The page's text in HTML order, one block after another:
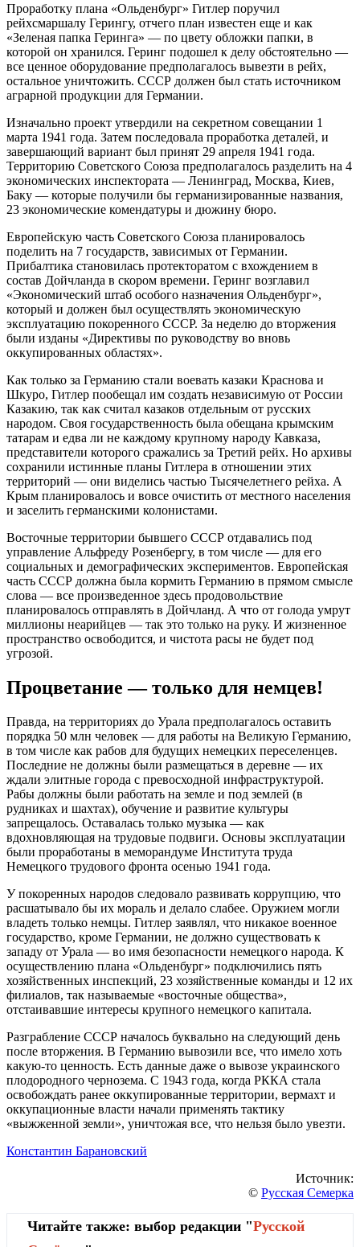
Проработку плана «Ольденбург» Гитлер поручил
рейхсмаршалу Герингу, отчего план известен еще и как
«Зеленая папка Геринга» — по цвету обложки папки, в
которой он хранился. Геринг подошел к делу обстоятельно —
все ценное оборудование предполагалось вывезти в рейх,
остальное уничтожить. СССР должен был стать источником
аграрной продукции для Германии.
Изначально проект утвердили на секретном совещании 1
марта 1941 года. Затем последовала проработка деталей, и
завершающий вариант был принят 29 апреля 1941 года.
Территорию Советского Союза предполагалось разделить на 4
экономических инспектората — Ленинград, Москва, Киев,
Баку — которые получили бы германизированные названия,
23 экономические комендатуры и дюжину бюро.
Европейскую часть Советского Союза планировалось
поделить на 7 государств, зависимых от Германии.
Прибалтика становилась протекторатом с вхождением в
состав Дойчланда в скором времени. Геринг возглавил
«Экономический штаб особого назначения Ольденбург»,
который и должен был осуществлять экономическую
эксплуатацию покоренного СССР. За неделю до вторжения
были изданы «Директивы по руководству во вновь
оккупированных областях».
Как только за Германию стали воевать казаки Краснова и
Шкуро, Гитлер пообещал им создать независимую от России
Казакию, так как считал казаков отдельным от русских
народом. Своя государственность была обещана крымским
татарам и едва ли не каждому крупному народу Кавказа,
представители которого сражались за Третий рейх. Но архивы
сохранили истинные планы Гитлера в отношении этих
территорий — они виделись частью Тысячелетнего рейха. А
Крым планировалось и вовсе очистить от местного населения
и заселить германскими колонистами.
Восточные территории бывшего СССР отдавались под
управление Альфреду Розенбергу, в том числе — для его
социальных и демографических экспериментов. Европейская
часть СССР должна была кормить Германию в прямом смысле
слова — все произведенное здесь продовольствие
планировалось отправлять в Дойчланд. А что от голода умрут
миллионы неарийцев — так это только на руку. И жизненное
пространство освободится, и чистота расы не будет под
угрозой.
Процветание — только для немцев!
Правда, на территориях до Урала предполагалось оставить
порядка 50 млн человек — для работы на Великую Германию,
в том числе как рабов для будущих немецких переселенцев.
Последние не должны были размещаться в деревне — их
ждали элитные города с превосходной инфраструктурой.
Рабы должны были работать на земле и под землей (в
рудниках и шахтах), обучение и развитие культуры
запрещалось. Оставалась только музыка — как
вдохновляющая на трудовые подвиги. Основы эксплуатации
были проработаны в меморандуме Института труда
Немецкого трудового фронта осенью 1941 года.
У покоренных народов следовало развивать коррупцию, что
расшатывало бы их мораль и делало слабее. Оружием могли
владеть только немцы. Гитлер заявлял, что никакое военное
государство, кроме Германии, не должно существовать к
западу от Урала — во имя безопасности немецкого народа. К
осуществлению плана «Ольденбург» подключились пять
хозяйственных инспекций, 23 хозяйственные команды и 12 их
филиалов, так называемые «восточные общества»,
отстаивавшие интересы крупного немецкого капитала.
Разграбление СССР началось буквально на следующий день
после вторжения. В Германию вывозили все, что имело хоть
какую-то ценность. Есть данные даже о вывозе украинского
плодородного чернозема. С 1943 года, когда РККА стала
освобождать ранее оккупированные территории, вермахт и
оккупационные власти начали применять тактику
«выжженной земли», уничтожая все, что нельзя было увезти.
Константин Барановский
Источник:
© Русская Семерка
Читайте также: выбор редакции "Русской